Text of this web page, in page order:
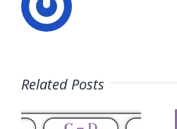
Related Posts